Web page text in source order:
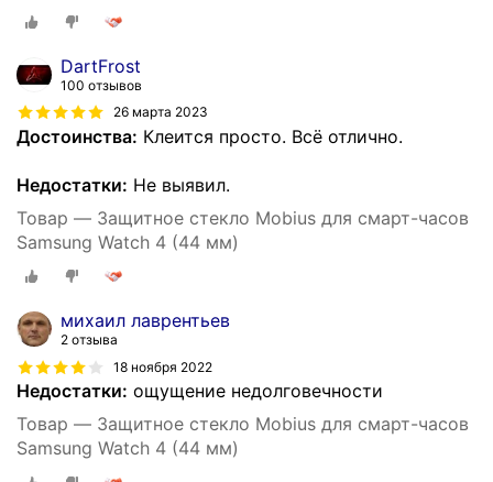
DartFrost
100 отзывов
26 марта 2023
Достоинства: Клеится просто. Всё отлично.
Недостатки: Не выявил.
Товар — Защитное стекло Mobius для смарт-часов
Samsung Watch 4 (44 мм)
михаил лаврентьев
2 отзыва
18 ноября 2022
Недостатки: ощущение недолговечности
Товар — Защитное стекло Mobius для смарт-часов
Samsung Watch 4 (44 мм)